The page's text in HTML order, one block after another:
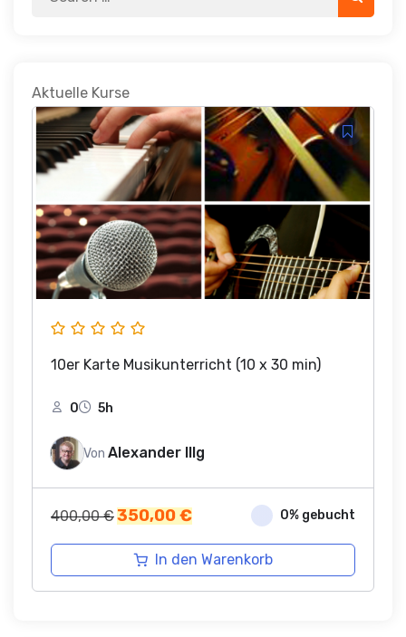
Aktuelle Kurse
10er Karte Musikunterricht (10 x 30 min)
0 5h
Von Alexander Illg
400,00€Ursprünglicher
war:
400,00 €
350,00€Aktueller
ist:
350,00 €.
0% gebucht
In den Warenkorb